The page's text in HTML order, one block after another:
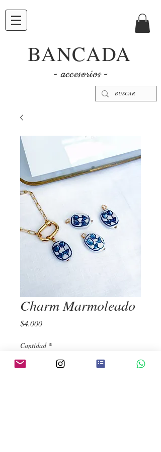
BANCADA
- accesorios -
Charm Marmoleado
$4.000Precio
Cantidad *